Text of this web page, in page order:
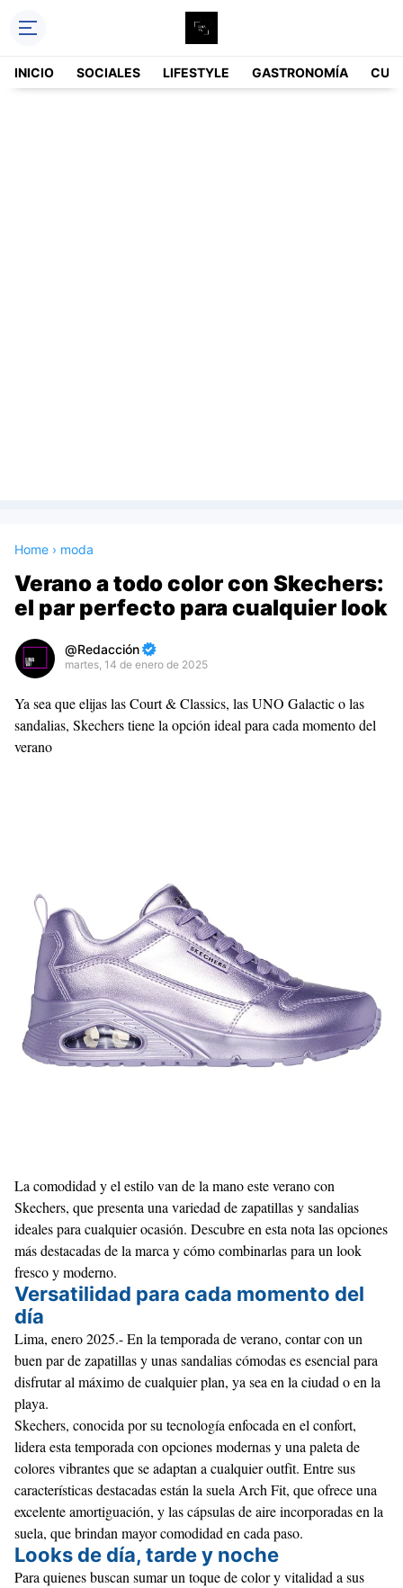
INICIO SOCIALES LIFESTYLE GASTRONOMÍA
Home › moda
Verano a todo color con Skechers:
el par perfecto para cualquier look
Redacción
martes, 14 de enero de 2025
Premium
By
Raushan
Design
Ya sea que elijas las Court & Classics, las UNO Galactic o las
sandalias, Skechers tiene la opción ideal para cada momento del
verano
La comodidad y el estilo van de la mano este verano con
Skechers, que presenta una variedad de zapatillas y sandalias
ideales para cualquier ocasión. Descubre en esta nota las opciones
más destacadas de la marca y cómo combinarlas para un look
fresco y moderno.
Versatilidad para cada momento del
día
Lima, enero 2025.- En la temporada de verano, contar con un
buen par de zapatillas y unas sandalias cómodas es esencial para
disfrutar al máximo de cualquier plan, ya sea en la ciudad o en la
playa.
Skechers, conocida por su tecnología enfocada en el confort,
lidera esta temporada con opciones modernas y una paleta de
colores vibrantes que se adaptan a cualquier outfit. Entre sus
características destacadas están la suela Arch Fit, que ofrece una
excelente amortiguación, y las cápsulas de aire incorporadas en la
suela, que brindan mayor comodidad en cada paso.
Looks de día, tarde y noche
Para quienes buscan sumar un toque de color y vitalidad a sus